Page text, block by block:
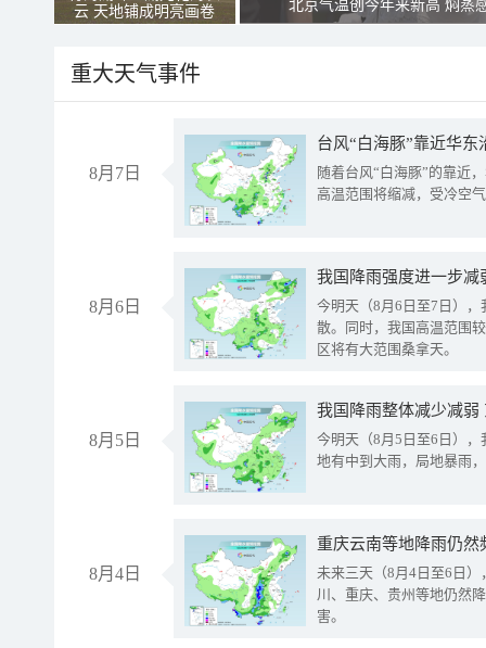
云 天地铺成明亮画卷
北京气温创今年来新高 焖蒸
重大天气事件
8月7日
台风“白海豚”靠近华
随着台风“白海豚”的靠近
高温范围将缩减，受冷空
8月6日
今明天（8月6日至7日）
散。同时，我国高温范围
区将有大范围桑拿天。
8月5日
我国降雨整体减少减弱
今明天（8月5日至6日）
地有中到大雨，局地暴雨
8月4日
重庆云南等地降雨仍然
未来三天（8月4日至6日
川、重庆、贵州等地仍然
害。